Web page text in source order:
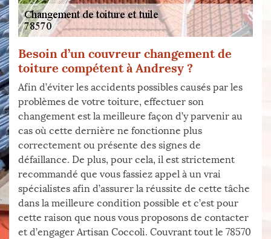
Besoin d’un couvreur changement de
toiture compétent à Andresy ?
Afin d’éviter les accidents possibles causés par les
problèmes de votre toiture, effectuer son
changement est la meilleure façon d’y parvenir au
cas où cette dernière ne fonctionne plus
correctement ou présente des signes de
défaillance. De plus, pour cela, il est strictement
recommandé que vous fassiez appel à un vrai
spécialistes afin d’assurer la réussite de cette tâche
dans la meilleure condition possible et c’est pour
cette raison que nous vous proposons de contacter
et d’engager Artisan Coccoli. Couvrant tout le 78570